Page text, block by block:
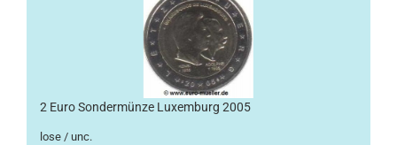
2 Euro Sondermünze Luxemburg 2005
lose / unc.